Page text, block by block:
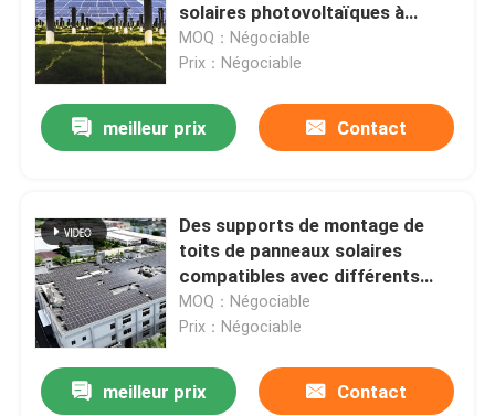
solaires photovoltaïques à
grande échelle, avec un
assemblage et un réglage faciles
MOQ：Négociable
Prix：Négociable
meilleur prix Contact
Des supports de montage de
toits de panneaux solaires
compatibles avec différents
types de modules solaires
assurant leur installation sur des
MOQ：Négociable
Prix：Négociable
meilleur prix Contact